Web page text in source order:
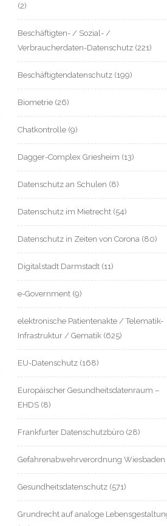
(2)
Beschäftigten- / Sozial- /
Verbraucherdaten-Datenschutz (221)
Beschäftigtendatenschutz (199)
Biometrie (26)
Chatkontrolle (9)
Dagger-Complex Griesheim (13)
Datenschutz an Schulen (8)
Datenschutz im Mietrecht (54)
Datenschutz in Zeiten von Corona (80)
Digitalstadt Darmstadt (11)
e-Government (9)
elektronische Patientenakte / Telematik-
Infrastruktur / Gematik (625)
EU-Datenschutz (168)
Europäischer Gesundheitsdatenraum –
EHDS (8)
Frankfurter Datenschutzbüro (28)
Gefahrenabwehrverordnung Wiesbaden
Gesundheitsdatenschutz (571)
Grundrecht auf analoge